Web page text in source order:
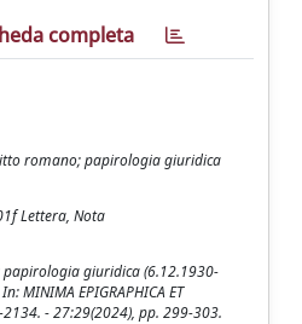
completa
romano; papirologia giuridica
Lettera, Nota
papirologia giuridica (6.12.1930-
MINIMA EPIGRAPHICA ET
2134. - 27:29(2024), pp. 299-303.